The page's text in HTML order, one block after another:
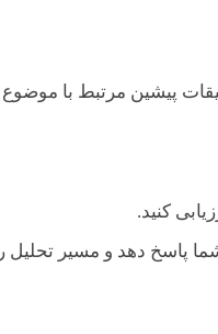
پیشین مرتبط با
کنید.
پاسخ دهد و مسیر تحلیل